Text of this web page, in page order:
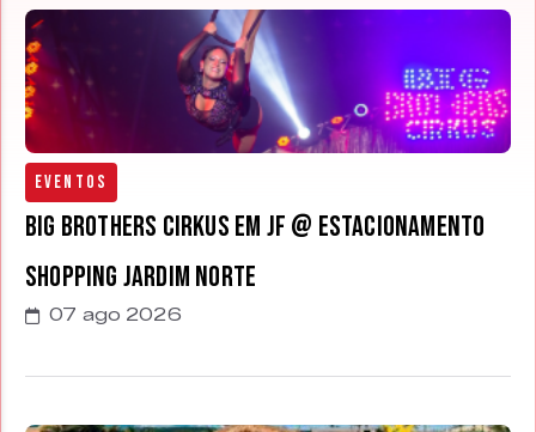
Eventos
Big Brothers Cirkus em JF @ estacionamento
Shopping Jardim Norte
07 ago 2026